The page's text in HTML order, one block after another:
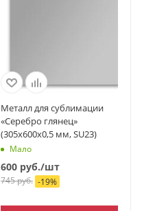
Металл для сублимации
«Серебро глянец»
(305х600х0,5 мм, SU23)
Мало
600 руб./шт
745руб. -19%